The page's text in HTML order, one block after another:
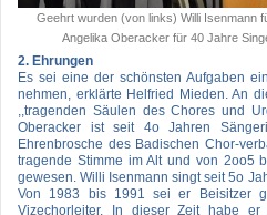
Geehrt wurden (von links) Willi Isenmann
Angelika Oberacker für 40 Jahre
2. Ehrungen
Es sei eine der schönsten Aufgaben
nehmen, erklärte Helfried Mieden. An
,,tragenden Säulen des Chores und
Oberacker ist seit 4o Jahren
Ehrenbrosche des Badischen Chor-
tragende Stimme im Alt und von 2oo5
gewesen. Willi Isenmann singt seit 5o
Von 1983 bis 1991 sei er Beisitzer
Vizechorleiter. In dieser Zeit habe